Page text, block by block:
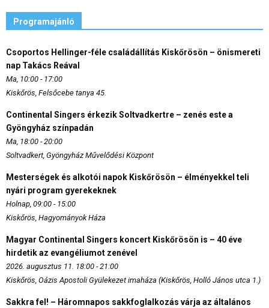
Programajánló
Csoportos Hellinger-féle családállítás Kiskőrösön – önismereti
nap Takács Reával
Ma, 10:00 - 17:00
Kiskőrös, Felsőcebe tanya 45.
Continental Singers érkezik Soltvadkertre – zenés este a
Gyöngyház színpadán
Ma, 18:00 - 20:00
Soltvadkert, Gyöngyház Művelődési Központ
Mesterségek és alkotói napok Kiskőrösön – élményekkel teli
nyári program gyerekeknek
Holnap, 09:00 - 15:00
Kiskőrös, Hagyományok Háza
Magyar Continental Singers koncert Kiskőrösön is – 40 éve
hirdetik az evangéliumot zenével
2026. augusztus 11. 18:00 - 21:00
Kiskőrös, Oázis Apostoli Gyülekezet imaháza (Kiskőrös, Holló János utca 1.)
Sakkra fel! – Háromnapos sakkfoglalkozás várja az általános